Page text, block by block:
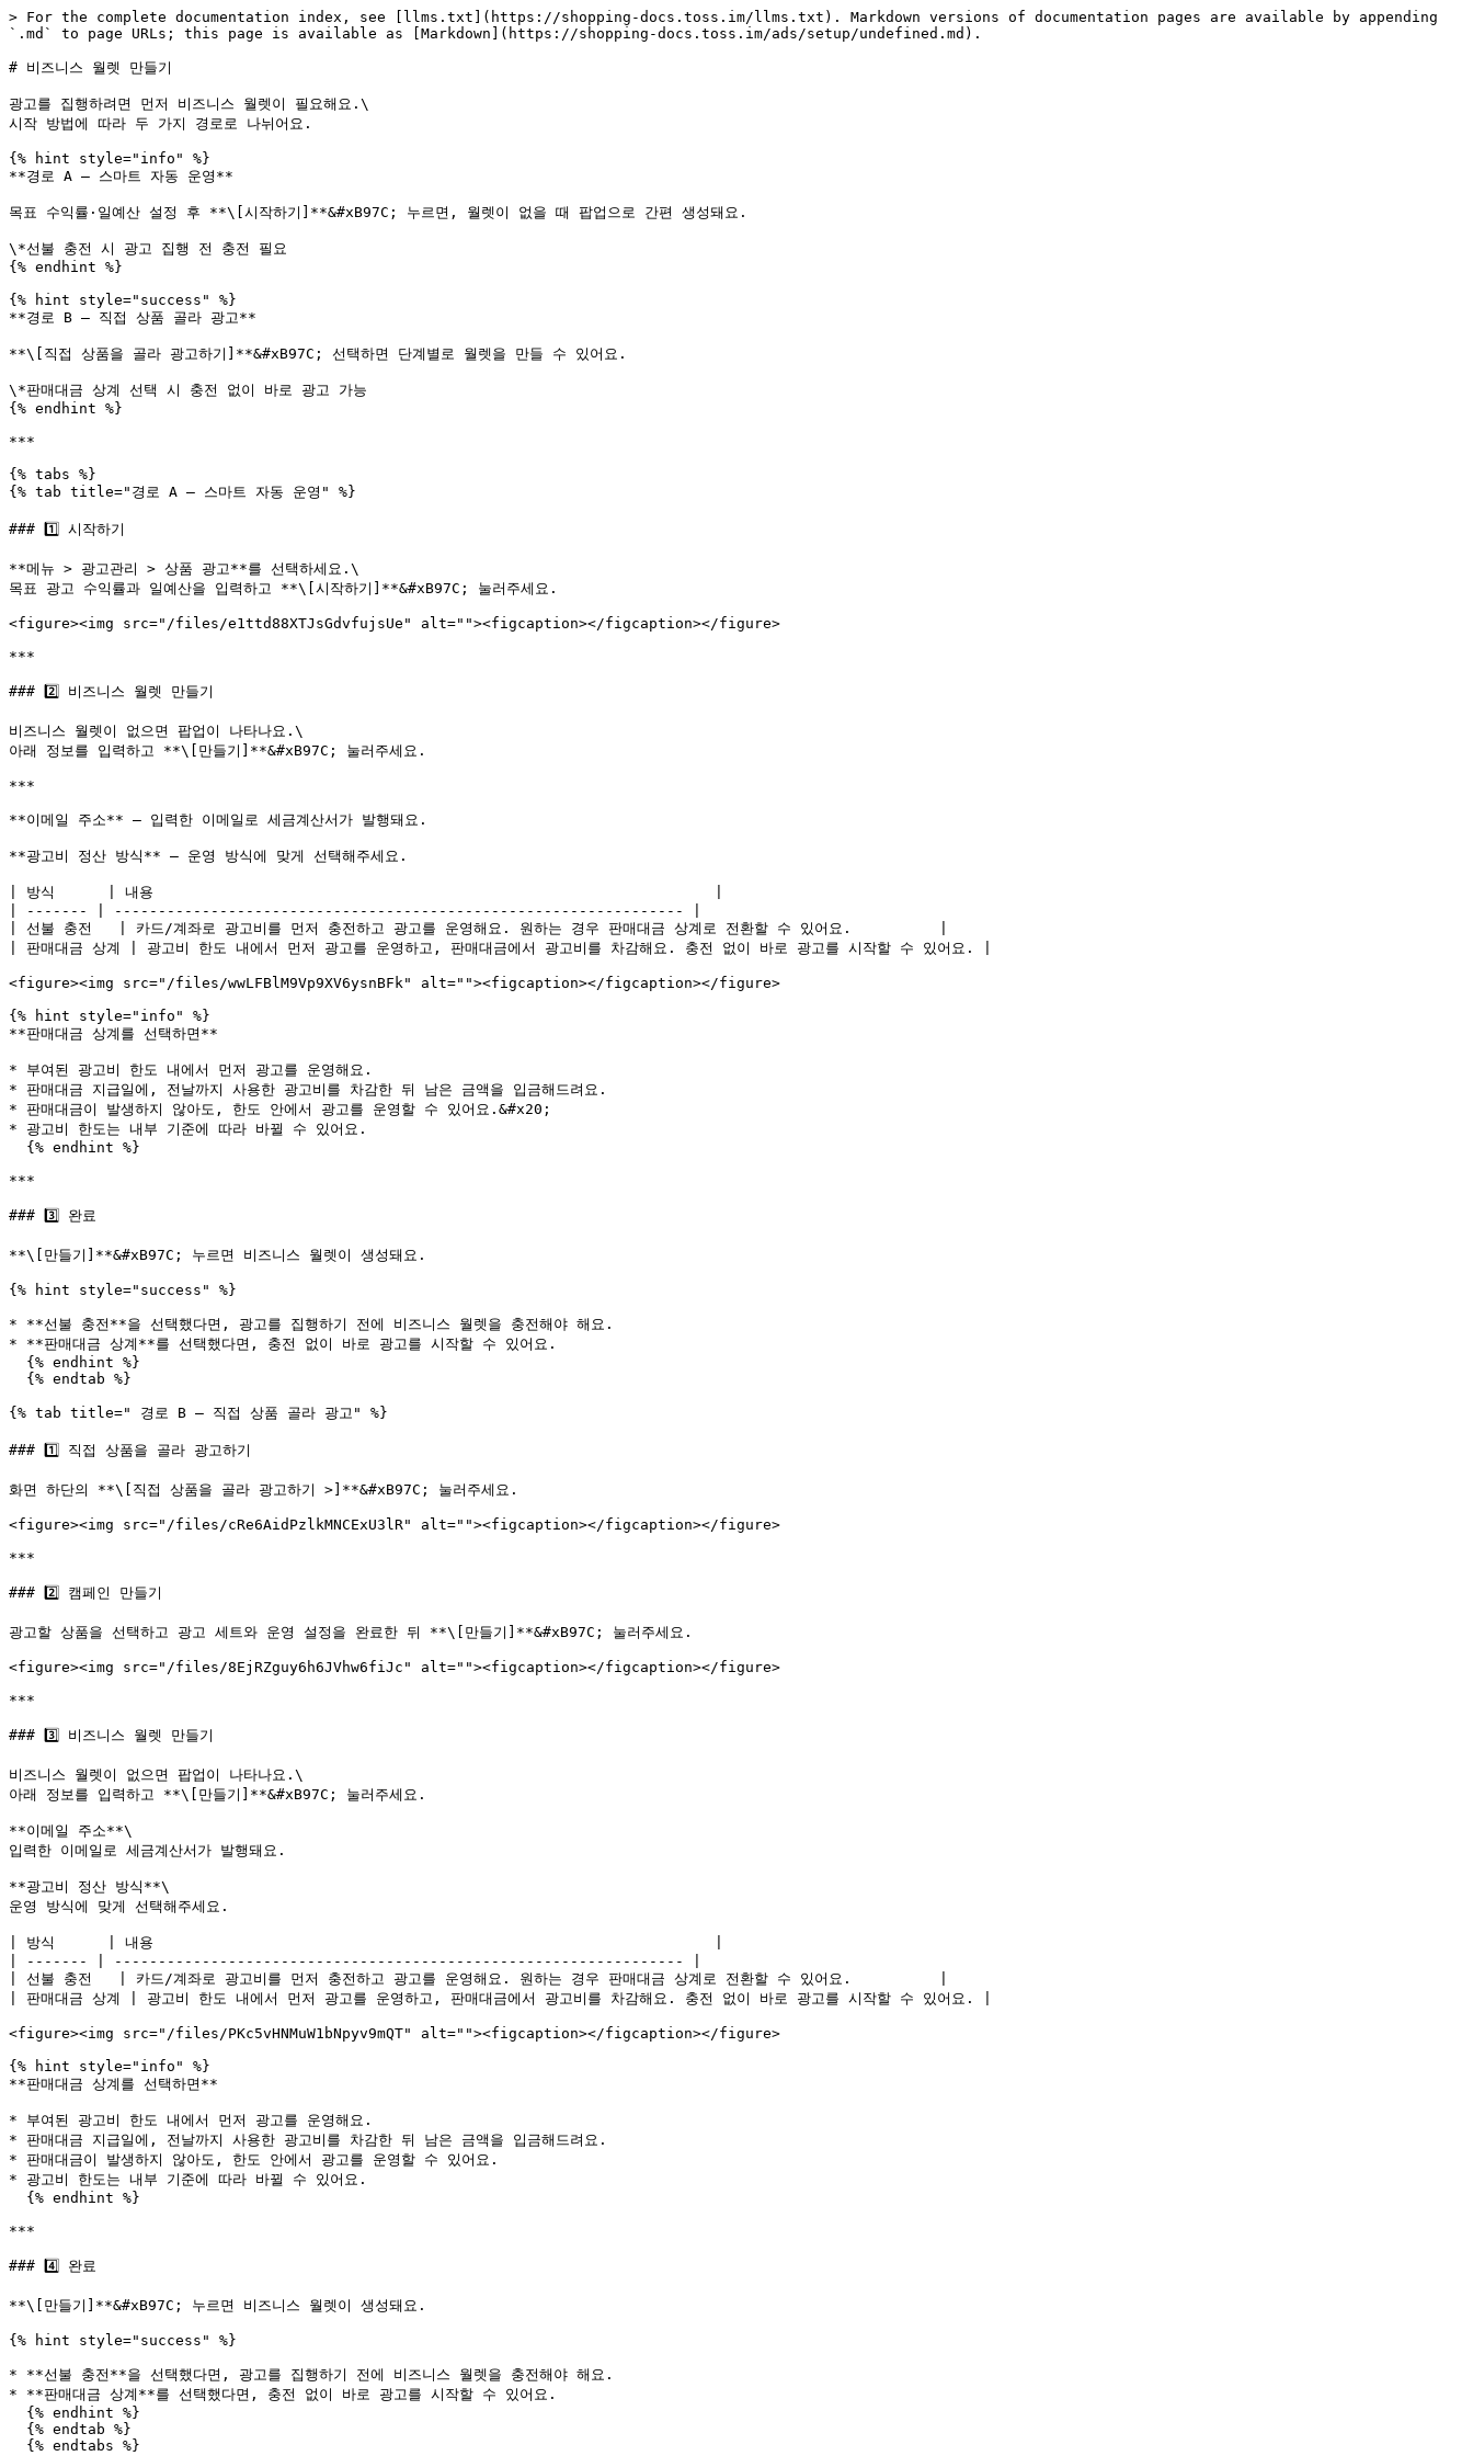
> For the complete documentation index, see [llms.txt](https://shopping-docs.toss.im/llms.txt). Markdown versions of documentation pages are available by appending
`.md` to page URLs; this page is available as [Markdown](https://shopping-docs.toss.im/ads/setup/undefined.md).
# 비즈니스 월렛 만들기
광고를 집행하려면 먼저 비즈니스 월렛이 필요해요.\
시작 방법에 따라 두 가지 경로로 나뉘어요.
{% hint style="info" %}
**경로 A — 스마트 자동 운영**
목표 수익률·일예산 설정 후 **\[시작하기]**&#xB97C; 누르면, 월렛이 없을 때 팝업으로 간편 생성돼요.
\*선불 충전 시 광고 집행 전 충전 필요
{% endhint %}
{% hint style="success" %}
**경로 B — 직접 상품 골라 광고**
**\[직접 상품을 골라 광고하기]**&#xB97C; 선택하면 단계별로 월렛을 만들 수 있어요.
\*판매대금 상계 선택 시 충전 없이 바로 광고 가능
{% endhint %}
***
{% tabs %}
{% tab title="경로 A — 스마트 자동 운영" %}
### 1️⃣ 시작하기
**메뉴 > 광고관리 > 상품 광고**를 선택하세요.\
목표 광고 수익률과 일예산을 입력하고 **\[시작하기]**&#xB97C; 눌러주세요.
<figure><img src="/files/e1ttd88XTJsGdvfujsUe" alt=""><figcaption></figcaption></figure>
***
### 2️⃣ 비즈니스 월렛 만들기
비즈니스 월렛이 없으면 팝업이 나타나요.\
아래 정보를 입력하고 **\[만들기]**&#xB97C; 눌러주세요.
***
**이메일 주소** — 입력한 이메일로 세금계산서가 발행돼요.
**광고비 정산 방식** — 운영 방식에 맞게 선택해주세요.
| 방식      | 내용                                                                |
| ------- | ----------------------------------------------------------------- |
| 선불 충전   | 카드/계좌로 광고비를 먼저 충전하고 광고를 운영해요. 원하는 경우 판매대금 상계로 전환할 수 있어요.          |
| 판매대금 상계 | 광고비 한도 내에서 먼저 광고를 운영하고, 판매대금에서 광고비를 차감해요. 충전 없이 바로 광고를 시작할 수 있어요. |
<figure><img src="/files/wwLFBlM9Vp9XV6ysnBFk" alt=""><figcaption></figcaption></figure>
{% hint style="info" %}
**판매대금 상계를 선택하면**
* 부여된 광고비 한도 내에서 먼저 광고를 운영해요.
* 판매대금 지급일에, 전날까지 사용한 광고비를 차감한 뒤 남은 금액을 입금해드려요.
* 판매대금이 발생하지 않아도, 한도 안에서 광고를 운영할 수 있어요.&#x20;
* 광고비 한도는 내부 기준에 따라 바뀔 수 있어요.
***
### 3️⃣ 완료
**\[만들기]**&#xB97C; 누르면 비즈니스 월렛이 생성돼요.
{% hint style="success" %}
* **선불 충전**을 선택했다면, 광고를 집행하기 전에 비즈니스 월렛을 충전해야 해요.
* **판매대금 상계**를 선택했다면, 충전 없이 바로 광고를 시작할 수 있어요.
{% tab title=" 경로 B — 직접 상품 골라 광고" %}
### 1️⃣ 직접 상품을 골라 광고하기
화면 하단의 **\[직접 상품을 골라 광고하기 >]**&#xB97C; 눌러주세요.
<figure><img src="/files/cRe6AidPzlkMNCExU3lR" alt=""><figcaption></figcaption></figure>
***
### 2️⃣ 캠페인 만들기
광고할 상품을 선택하고 광고 세트와 운영 설정을 완료한 뒤 **\[만들기]**&#xB97C; 눌러주세요.
<figure><img src="/files/8EjRZguy6h6JVhw6fiJc" alt=""><figcaption></figcaption></figure>
***
### 3️⃣ 비즈니스 월렛 만들기
비즈니스 월렛이 없으면 팝업이 나타나요.\
아래 정보를 입력하고 **\[만들기]**&#xB97C; 눌러주세요.
**이메일 주소**\
입력한 이메일로 세금계산서가 발행돼요.
**광고비 정산 방식**\
운영 방식에 맞게 선택해주세요.
| 방식      | 내용                                                                |
| ------- | ----------------------------------------------------------------- |
| 선불 충전   | 카드/계좌로 광고비를 먼저 충전하고 광고를 운영해요. 원하는 경우 판매대금 상계로 전환할 수 있어요.          |
| 판매대금 상계 | 광고비 한도 내에서 먼저 광고를 운영하고, 판매대금에서 광고비를 차감해요. 충전 없이 바로 광고를 시작할 수 있어요. |
<figure><img src="/files/PKc5vHNMuW1bNpyv9mQT" alt=""><figcaption></figcaption></figure>
{% hint style="info" %}
**판매대금 상계를 선택하면**
* 부여된 광고비 한도 내에서 먼저 광고를 운영해요.
* 판매대금 지급일에, 전날까지 사용한 광고비를 차감한 뒤 남은 금액을 입금해드려요.
* 판매대금이 발생하지 않아도, 한도 안에서 광고를 운영할 수 있어요.
* 광고비 한도는 내부 기준에 따라 바뀔 수 있어요.
***
### 4️⃣ 완료
**\[만들기]**&#xB97C; 누르면 비즈니스 월렛이 생성돼요.
{% hint style="success" %}
* **선불 충전**을 선택했다면, 광고를 집행하기 전에 비즈니스 월렛을 충전해야 해요.
* **판매대금 상계**를 선택했다면, 충전 없이 바로 광고를 시작할 수 있어요.